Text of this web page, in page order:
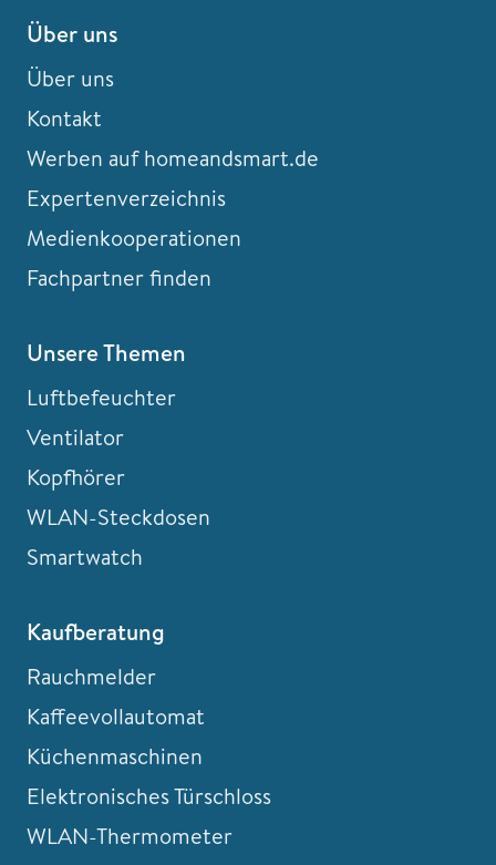
Über uns
Über uns
Kontakt
Werben auf homeandsmart.de
Expertenverzeichnis
Medienkooperationen
Fachpartner finden
Unsere Themen
Luftbefeuchter
Ventilator
Kopfhörer
WLAN-Steckdosen
Smartwatch
Kaufberatung
Rauchmelder
Kaffeevollautomat
Küchenmaschinen
Elektronisches Türschloss
WLAN-Thermometer